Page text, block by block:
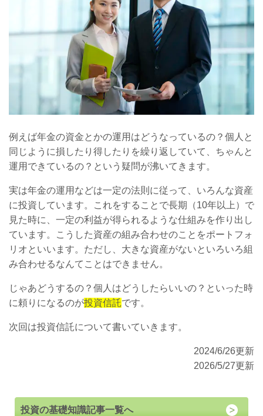
例えば年金の資金とかの運用はどうなっているの？個人と
同じように損したり得したりを繰り返していて、ちゃんと
運用できているの？という疑問が沸いてきます。
実は年金の運用などは一定の法則に従って、いろんな資産
に投資しています。これをすることで長期（10年以上）で
見た時に、一定の利益が得られるような仕組みを作り出し
ています。こうした資産の組み合わせのことをポートフォ
リオといいます。ただし、大きな資産がないといろいろ組
み合わせるなんてことはできません。
じゃあどうするの？個人はどうしたらいいの？といった時
に頼りになるのが投資信託です。
次回は投資信託について書いていきます。
2024/6/26更新
2026/5/27更新
投資の基礎知識記事一覧へ